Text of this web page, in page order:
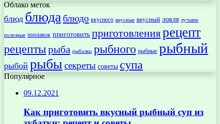
Облако меток
блюд блюда блюдо вкусного вкусные вкусный ловля лучшие
полезные поплавок приготовить приготовлениярецепт
рецептырыба рыбалки рыбного рыбные рыбный
рыбой рыбысекреты советы супа
Популярное
09.12.2021
Как приготовить вкусный рыбный суп из